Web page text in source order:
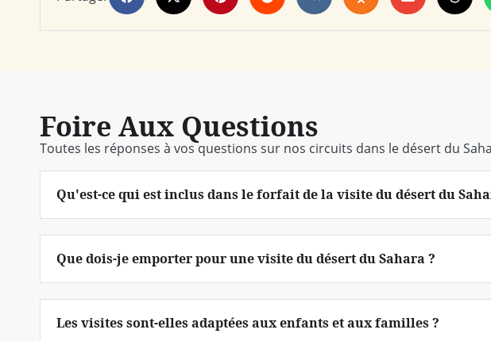
Foire Aux Questions
Toutes les réponses à vos questions sur nos circuits dans le désert du
Qu'est-ce qui est inclus dans le forfait de la visite du désert du
Que dois-je emporter pour une visite du désert du Sahara ?
Les visites sont-elles adaptées aux enfants et aux familles ?